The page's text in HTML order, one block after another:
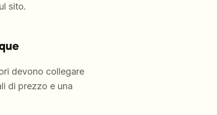
sito.
devono collegare
di prezzo e una